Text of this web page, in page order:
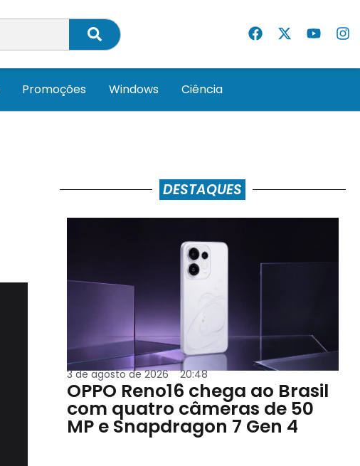
Promoções Windows Ciência
DESTAQUES
3 de agosto de 2026 20:48
OPPO Reno16 chega ao Brasil
com quatro câmeras de 50
MP e Snapdragon 7 Gen 4